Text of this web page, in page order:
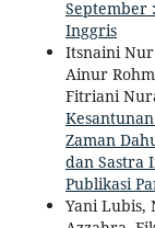
September
Inggris
Itsnaini Nur
Ainur
Fitriani
Zaman
dan Sastra
Publikasi
Yani Lubis,